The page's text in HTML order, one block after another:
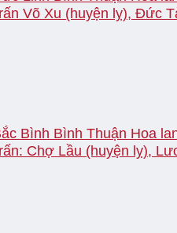
Võ Xu (huyện lỵ), Đức
Bình Bình Thuận Hoa
Chợ Lầu (huyện lỵ),